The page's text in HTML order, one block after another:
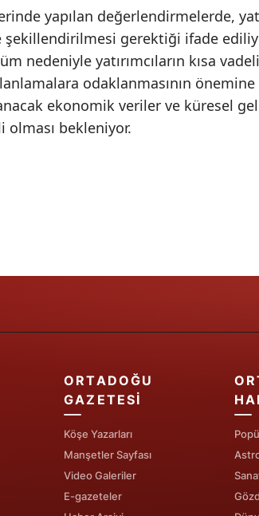
Trabzon
Tunceli
Şanlıurfa
Batman
Ardahan
yapılan değerlendirmelerde,
gerektiği ifade
nedeniyle yatırımcıların kısa
odaklanmasının
ekonomik veriler ve küresel
olması bekleniyor.
ORTADOĞU
GAZETESI
Köşe Yazarları
Manşetler Sayfası
Video Galeriler
E-gazeteler